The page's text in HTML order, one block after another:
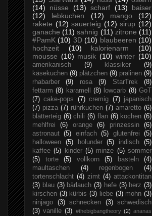
(14)
nüsse (13) scharf (13)
baiser
(12)
lebkuchen (12) mango
(12)
rakete (12) sauerteig (12) sirup (12)
ganache (11) sahnig (11) zitrone (11)
#PamK (10) 3D (10) blaubeeren (10)
hochzeit
(10) kalorienarm
(10)
mousse (10) musik (10) winter (10)
amerikanisch (9) klassiker
(9)
käsekuchen (9) plätzchen (9) pralinen (9)
rhabarber
(9) rosa (9) StarTrek
(8)
fettarm (8) karamell (8) lowcarb (8) GoT
(7) cake-pops (7) cremig (7) japanisch
(7) pizza (7) rührkuchen (7) amaretto (6)
blätterteig (6) chili (6) flan (6) kochen (6)
mehlfrei
(6) orange (6) prinzessin
(6)
astronaut
(5) einfach (5) glutenfrei
(5)
halloween
(5) holunder (5) indisch
(5)
kaffee (5) kinder (5) minze (5) sommer
(5)
torte (5) vollkorn (5) basteln
(4)
maultaschen
(4) regenbogen
(4)
tortenschlacht (4) zimt (4) attackontitan
(3) blau (3) bärlauch (3) hefe (3) herz (3)
kirschen (3) kürbis (3) liebe (3) mohn (3)
ninjago
(3) schnecken (3)
schwedisch
(3) vanille (3) #thebigbangtheory (2) ananas